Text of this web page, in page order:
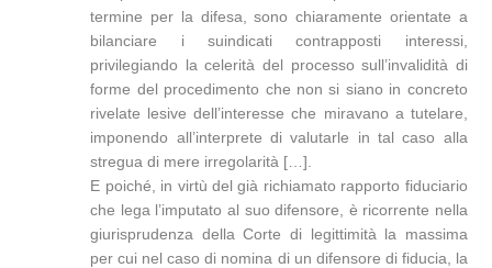
termine per la difesa, sono chiaramente orientate a
bilanciare i suindicati contrapposti interessi,
privilegiando la celerità del processo sull’invalidità di
forme del procedimento che non si siano in concreto
rivelate lesive dell’interesse che miravano a tutelare,
imponendo all’interprete di valutarle in tal caso alla
stregua di mere irregolarità […].
E poiché, in virtù del già richiamato rapporto fiduciario
che lega l’imputato al suo difensore, è ricorrente nella
giurisprudenza della Corte di legittimità la massima
per cui nel caso di nomina di un difensore di fiducia, la